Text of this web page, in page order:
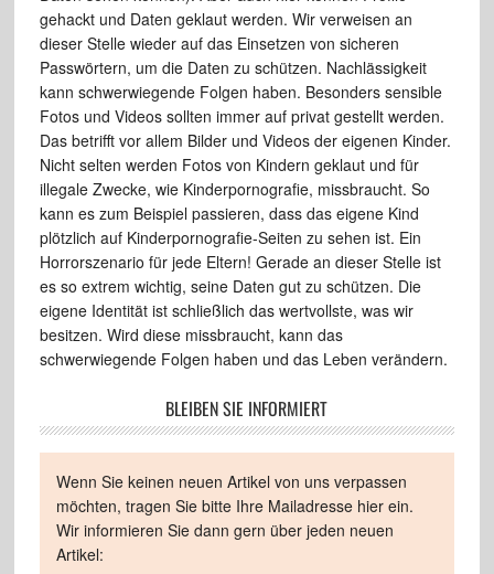
gehackt und Daten geklaut werden. Wir verweisen an
dieser Stelle wieder auf das Einsetzen von sicheren
Passwörtern, um die Daten zu schützen. Nachlässigkeit
kann schwerwiegende Folgen haben. Besonders sensible
Fotos und Videos sollten immer auf privat gestellt werden.
Das betrifft vor allem Bilder und Videos der eigenen Kinder.
Nicht selten werden Fotos von Kindern geklaut und für
illegale Zwecke, wie Kinderpornografie, missbraucht. So
kann es zum Beispiel passieren, dass das eigene Kind
plötzlich auf Kinderpornografie-Seiten zu sehen ist. Ein
Horrorszenario für jede Eltern! Gerade an dieser Stelle ist
es so extrem wichtig, seine Daten gut zu schützen. Die
eigene Identität ist schließlich das wertvollste, was wir
besitzen. Wird diese missbraucht, kann das
schwerwiegende Folgen haben und das Leben verändern.
BLEIBEN SIE INFORMIERT
Wenn Sie keinen neuen Artikel von uns verpassen
möchten, tragen Sie bitte Ihre Mailadresse hier ein.
Wir informieren Sie dann gern über jeden neuen
Artikel: